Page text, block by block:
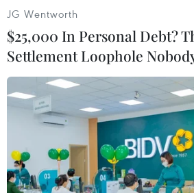
bệnh sởi trong một tuần
14/03/2025 09:21
Tính từ đầu năm 2025 đến ngày 14/
876 trường hợp mắc sởi tại 30/30
trong khi cùng kỳ năm 2024 không
JG Wentworth
$25,000 In Personal Debt?
Settlement Loophole